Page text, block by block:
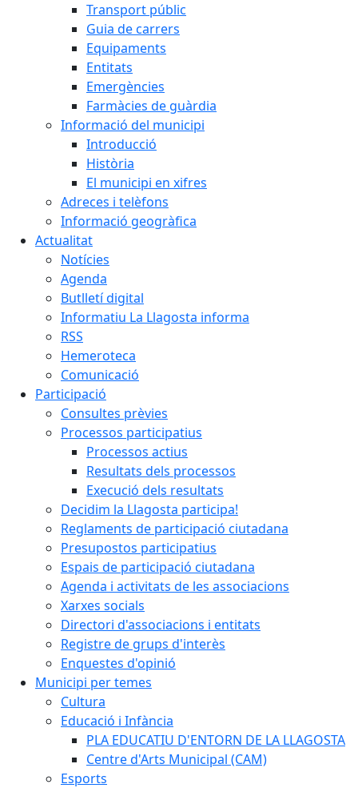
Transport públic
Guia de carrers
Equipaments
Entitats
Emergències
Farmàcies de guàrdia
Informació del municipi
Introducció
Història
El municipi en xifres
Adreces i telèfons
Informació geogràfica
Actualitat
Notícies
Agenda
Butlletí digital
Informatiu La Llagosta informa
RSS
Hemeroteca
Comunicació
Participació
Consultes prèvies
Processos participatius
Processos actius
Resultats dels processos
Execució dels resultats
Decidim la Llagosta participa!
Reglaments de participació ciutadana
Presupostos participatius
Espais de participació ciutadana
Agenda i activitats de les associacions
Xarxes socials
Directori d'associacions i entitats
Registre de grups d'interès
Enquestes d'opinió
Municipi per temes
Cultura
Educació i Infància
PLA EDUCATIU D'ENTORN DE LA LLAGOSTA
Centre d'Arts Municipal (CAM)
Esports